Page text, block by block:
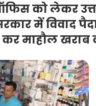
ऑफिस को लेकर
में विवाद
कर माहौल